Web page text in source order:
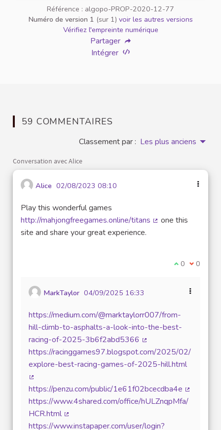
Référence : algopo-PROP-2020-12-77
Numéro de version 1 (sur 1) voir les autres versions
Vérifiez l'empreinte numérique
Partager
Intégrer
59 COMMENTAIRES
Classement par : Les plus anciens
Conversation avec Alice
Alice 02/08/2023 08:10
Play this wonderful games
http://mahjongfreegames.online/titans
one this
site and share your great experience.
Je suis
0 Je ne
0
MarkTaylor 04/09/2025 16:33
https://medium.com/@marktaylorr007/from-
hill-climb-to-asphalts-a-look-into-the-best-
racing-of-2025-3b6f2abd5366
(Lien externe)
https://racinggames97.blogspot.com/2025/02/
explore-best-racing-games-of-2025-hill.html
(Lien externe)
https://penzu.com/public/1e61f02bcecdba4e
(Lien
https://www.4shared.com/office/hULZnqpMfa/
HCR.html
(Lien externe)
https://www.instapaper.com/user/login?